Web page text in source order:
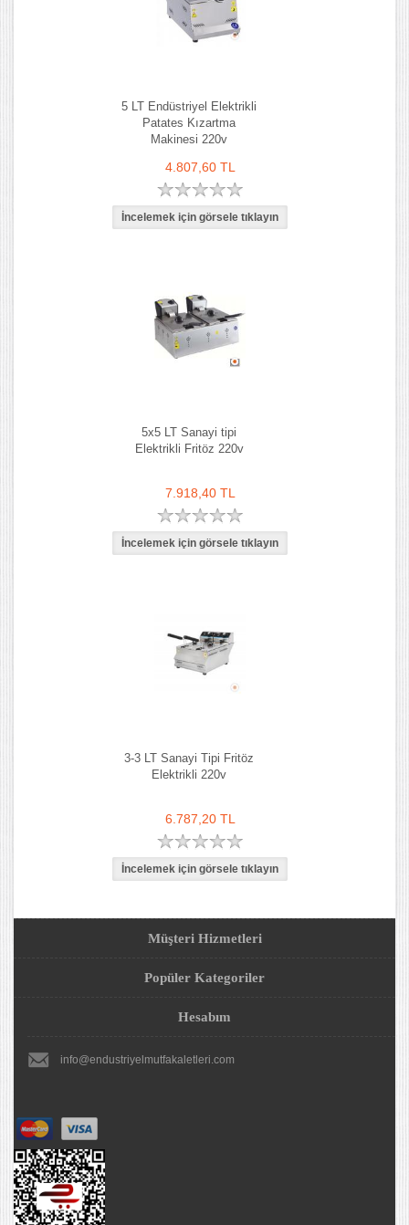
5 LT Endüstriyel Elektrikli
Patates Kızartma
Makinesi 220v
4.807,60 TL
5x5 LT Sanayi tipi
Elektrikli Fritöz 220v
7.918,40 TL
3-3 LT Sanayi Tipi Fritöz
Elektrikli 220v
6.787,20 TL
Müşteri Hizmetleri
Popüler Kategoriler
Hesabım
info@endustriyelmutfakaletleri.com